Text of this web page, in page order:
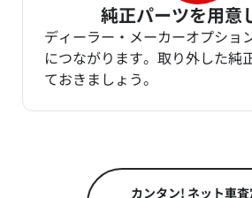
純正パーツを用意
ディーラー・メーカーオプショ
につながります。取り外した純
ておきましょう。
カンタン! ネット車